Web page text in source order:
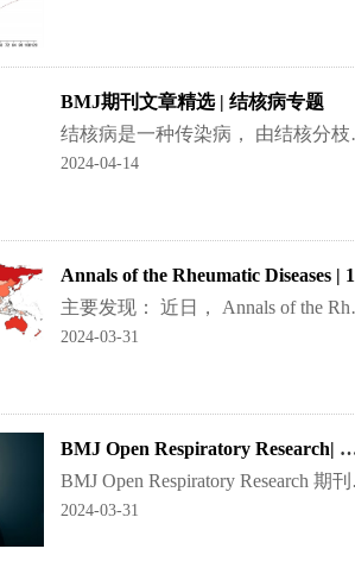
BMJ期刊文章精选 | 结核病专题
结核病是一种传染
2024-04-14
主要发现： 近日，
2024-03-31
BMJ Open Respiratory Research| 唱歌对
BMJ Open
2024-03-31